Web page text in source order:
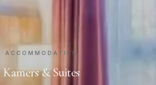
ACCOMMODATIES
Kamers & Suites